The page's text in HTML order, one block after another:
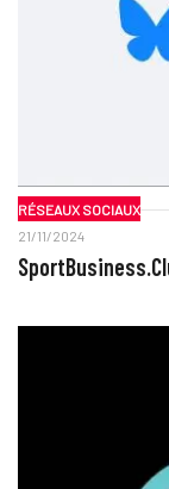
RÉSEAUX SOCIAUX
21/11/2024